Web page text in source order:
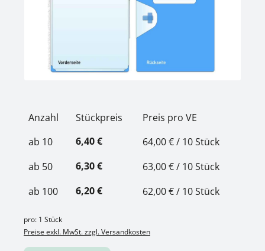
Anzahl Stückpreis
Preis pro VE
ab 10 6,40 €
64,00 € / 10 Stück
ab 50 6,30 €
63,00 € / 10 Stück
ab 100 6,20 € 62,00 € / 10 Stück
pro: 1 Stück
Preise exkl. MwSt. zzgl. Versandkosten